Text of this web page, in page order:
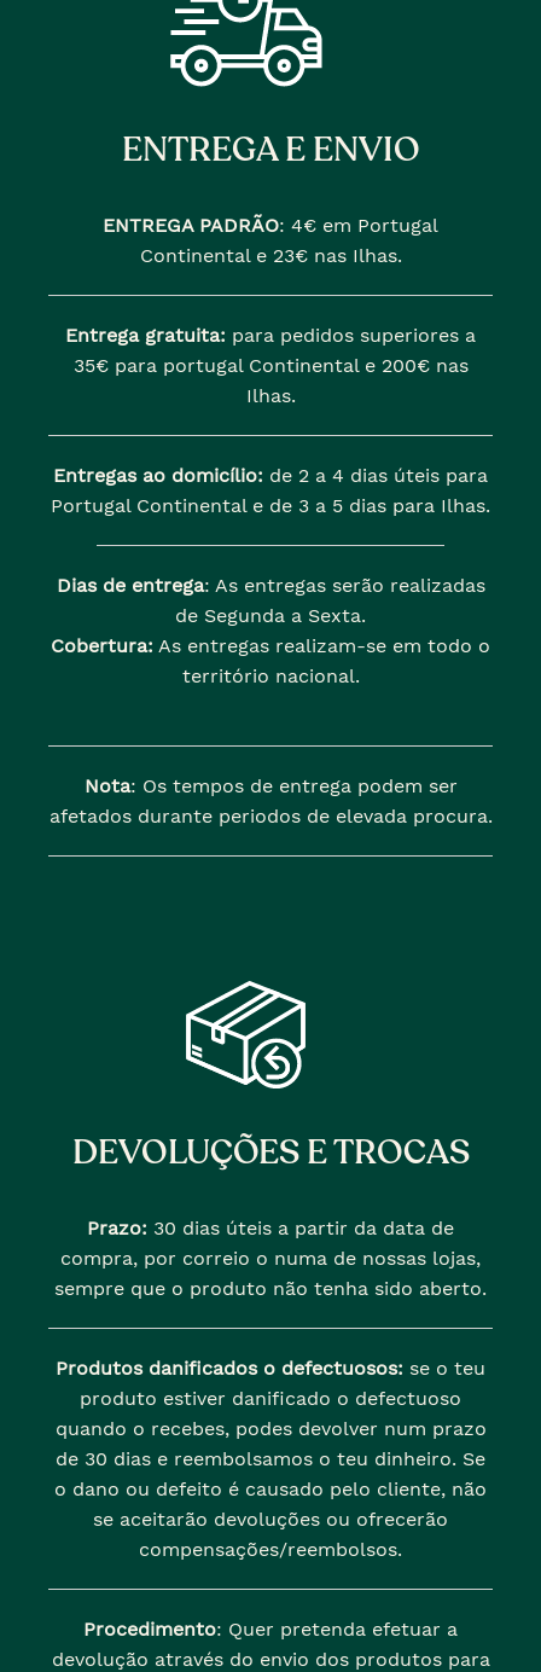
ENTREGA E ENVIO
ENTREGA PADRÃO: 4€ em Portugal
Continental e 23€ nas Ilhas.
Entrega gratuita: para pedidos superiores a
35€ para portugal Continental e 200€ nas
Ilhas.
Entregas ao domicílio: de 2 a 4 dias úteis para
Portugal Continental e de 3 a 5 dias para Ilhas.
Dias de entrega: As entregas serão realizadas
de Segunda a Sexta.
Cobertura: As entregas realizam-se em todo o
território nacional.
Nota: Os tempos de entrega podem ser
afetados durante periodos de elevada procura.
DEVOLUÇÕES E TROCAS
Prazo: 30 dias úteis a partir da data de
compra, por correio o numa de nossas lojas,
sempre que o produto não tenha sido aberto.
Produtos danificados o defectuosos: se o teu
produto estiver danificado o defectuoso
quando o recebes, podes devolver num prazo
de 30 dias e reembolsamos o teu dinheiro. Se
o dano ou defeito é causado pelo cliente, não
se aceitarão devoluções ou ofrecerão
compensações/reembolsos.
Procedimento: Quer pretenda efetuar a
devolução através do envio dos produtos para